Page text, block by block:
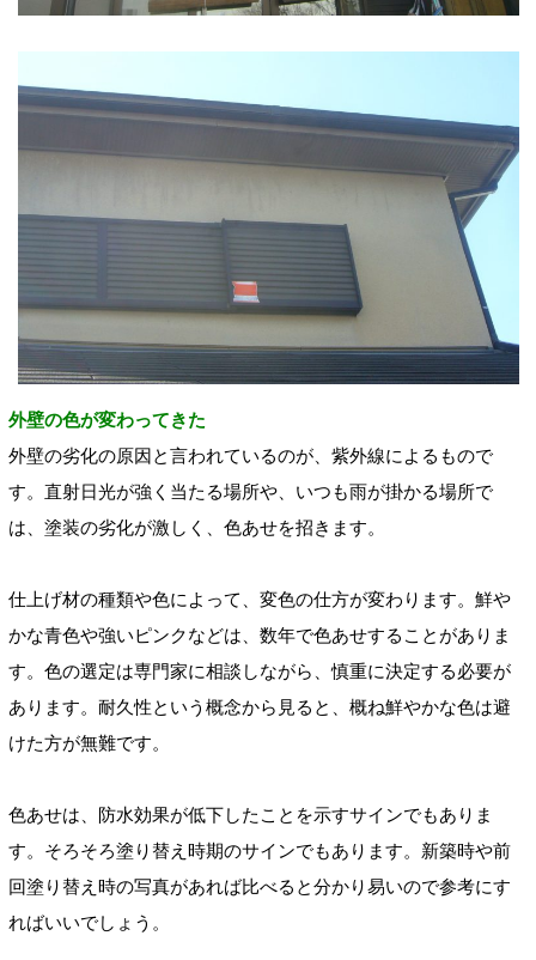
外壁の色が変わってきた
外壁の劣化の原因と言われているのが、紫外線によるもので
す。直射日光が強く当たる場所や、いつも雨が掛かる場所で
は、塗装の劣化が激しく、色あせを招きます。
仕上げ材の種類や色によって、変色の仕方が変わります。鮮や
かな青色や強いピンクなどは、数年で色あせすることがありま
す。色の選定は専門家に相談しながら、慎重に決定する必要が
あります。耐久性という概念から見ると、概ね鮮やかな色は避
けた方が無難です。
色あせは、防水効果が低下したことを示すサインでもありま
す。そろそろ塗り替え時期のサインでもあります。新築時や前
回塗り替え時の写真があれば比べると分かり易いので参考にす
ればいいでしょう。